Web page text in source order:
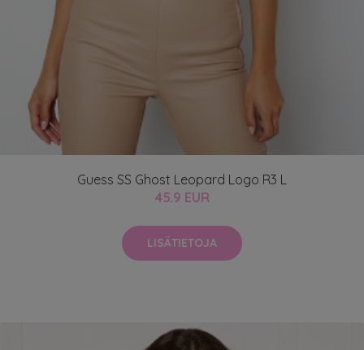
Guess SS Ghost Leopard Logo R3 L
45.9 EUR
LISÄTIETOJA